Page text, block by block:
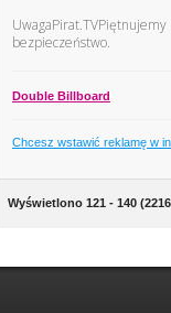
bezpieczeństwo.
Double Billboard
Chcesz wstawić reklamę w
Wyświetlono 121 - 140